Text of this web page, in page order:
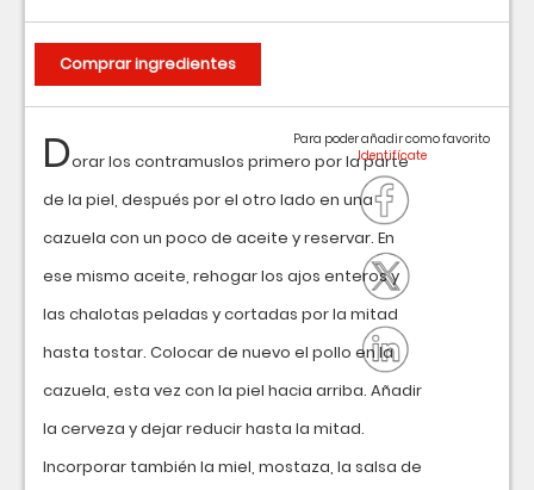
Dorar los contramuslos primero por la parte
de la piel, después por el otro lado en una
cazuela con un poco de aceite y reservar. En
ese mismo aceite, rehogar los ajos enteros y
las chalotas peladas y cortadas por la mitad
hasta tostar. Colocar de nuevo el pollo en la
cazuela, esta vez con la piel hacia arriba. Añadir
la cerveza y dejar reducir hasta la mitad.
Incorporar también la miel, mostaza, la salsa de
Para poder añadir como favorito
Comprar ingredientes